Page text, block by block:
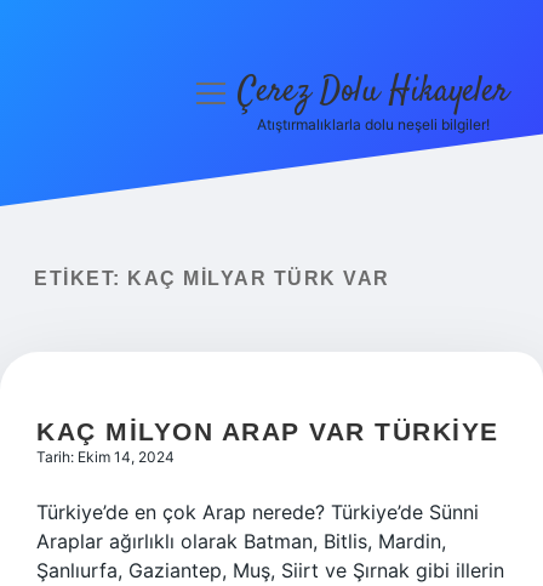
Yasal Uyarı
menüyüÇerez Dolu Hikayeler
Atıştırmalıklarla dolu neşeli bilgiler!
ETIKET: KAÇ MILYAR TÜRK VAR
KAÇ MILYON ARAP VAR TÜRKIYE
Tarih: Ekim 14, 2024
Türkiye’de en çok Arap nerede? Türkiye’de Sünni
Araplar ağırlıklı olarak Batman, Bitlis, Mardin,
Şanlıurfa, Gaziantep, Muş, Siirt ve Şırnak gibi illerin